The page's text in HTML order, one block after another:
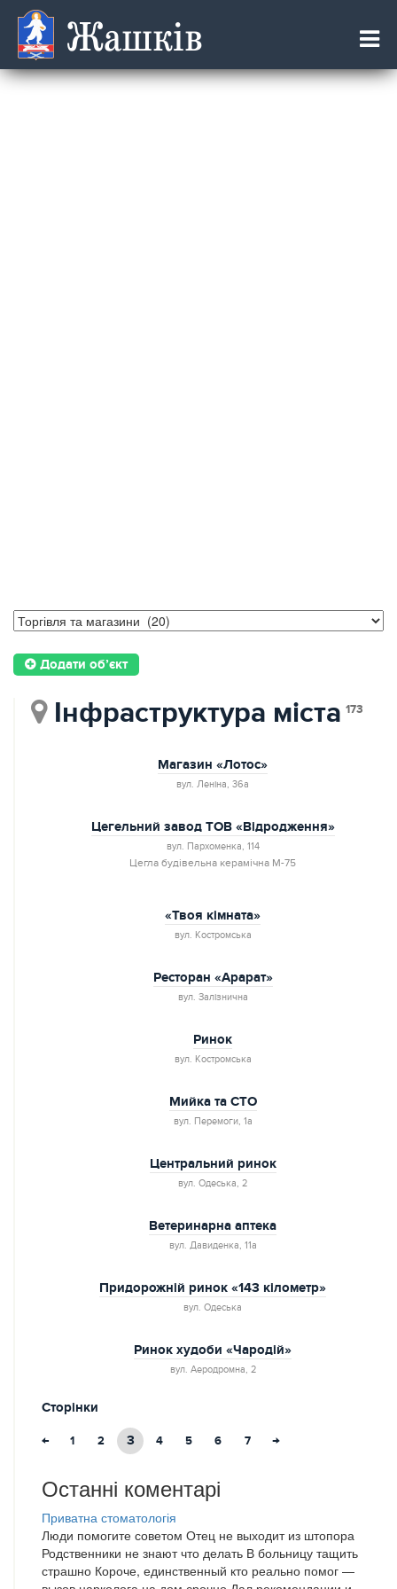
Жашків
Додати об’єкт
Інфраструктура міста 173
Магазин «Лотос»
вул. Ленiна, 36а
Цегельний завод ТОВ «Відродження»
вул. Пархоменка, 114
Цегла будівельна керамічна М-75
«Твоя кімната»
вул. Костромська
Ресторан «Арарат»
вул. Залізнична
Ринок
вул. Костромська
Мийка та СТО
вул. Перемоги, 1а
Центральний ринок
вул. Одеська, 2
Ветеринарна аптека
вул. Давиденка, 11а
Придорожній ринок «143 кілометр»
вул. Одеська
Ринок худоби «Чародій»
вул. Аеродромна, 2
Сторінки
← 1 2 3 4 5 6 7 →
Останні коментарі
Приватна стоматологія
Люди помогите советом Отец не выходит из штопора
Родственники не знают что делать В больницу тащить
страшно Короче, единственный кто реально помог —